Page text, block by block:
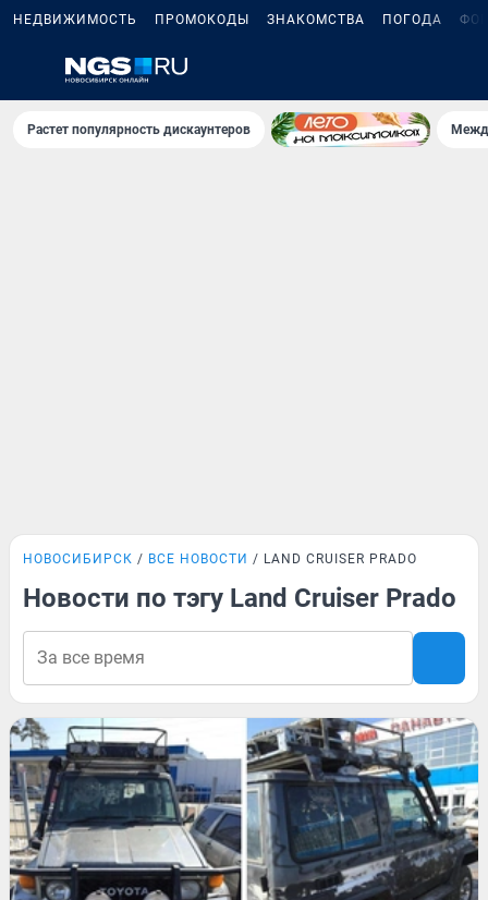
НЕДВИЖИМОСТЬ ПРОМОКОДЫ ЗНАКОМСТВА ПОГОДА
Растет популярность дискаунтеров
НОВОСИБИРСК ВСЕ НОВОСТИ LAND CRUISER PRADO
Новости по тэгу Land Cruiser Prado